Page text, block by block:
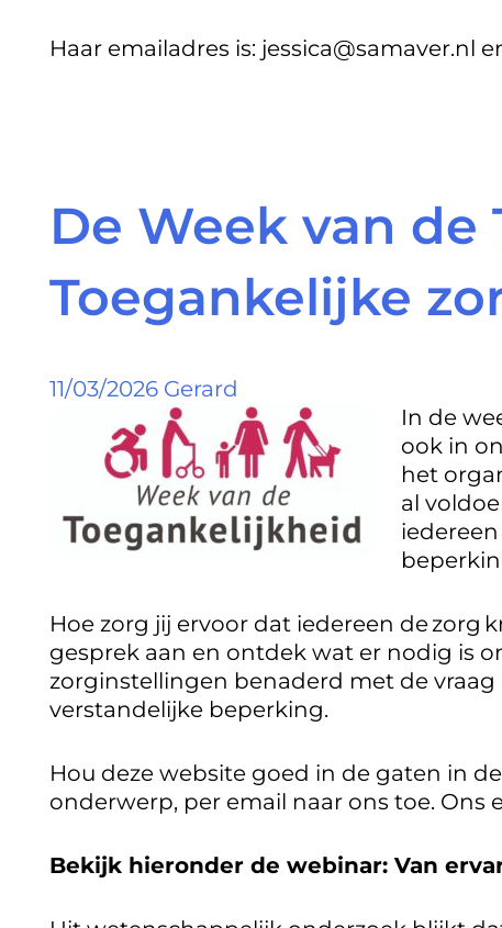
Haar emailadres is: jessica@samaver.nl
De Week van
Toegankelijke
11/03/2026 Gerard
In de
ook in
het
al
Hoe zorg jij ervoor dat iedereen de zorg
gesprek aan en ontdek wat er nodig is
zorginstellingen benaderd met de
verstandelijke beperking.
Hou deze website goed in de gaten in
onderwerp, per email naar ons toe. Ons
Bekijk hieronder de webinar: Van